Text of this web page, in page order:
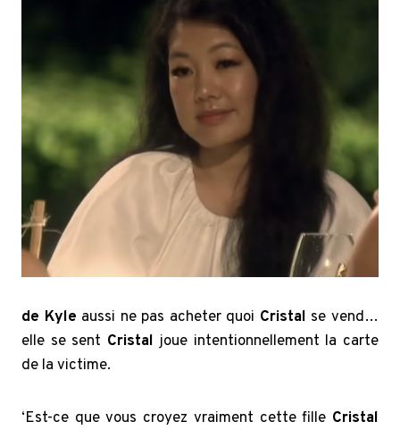
de Kyle aussi ne pas acheter quoi Cristal se vend…
elle se sent Cristal joue intentionnellement la carte
de la victime.
‘Est-ce que vous croyez vraiment cette fille Cristal